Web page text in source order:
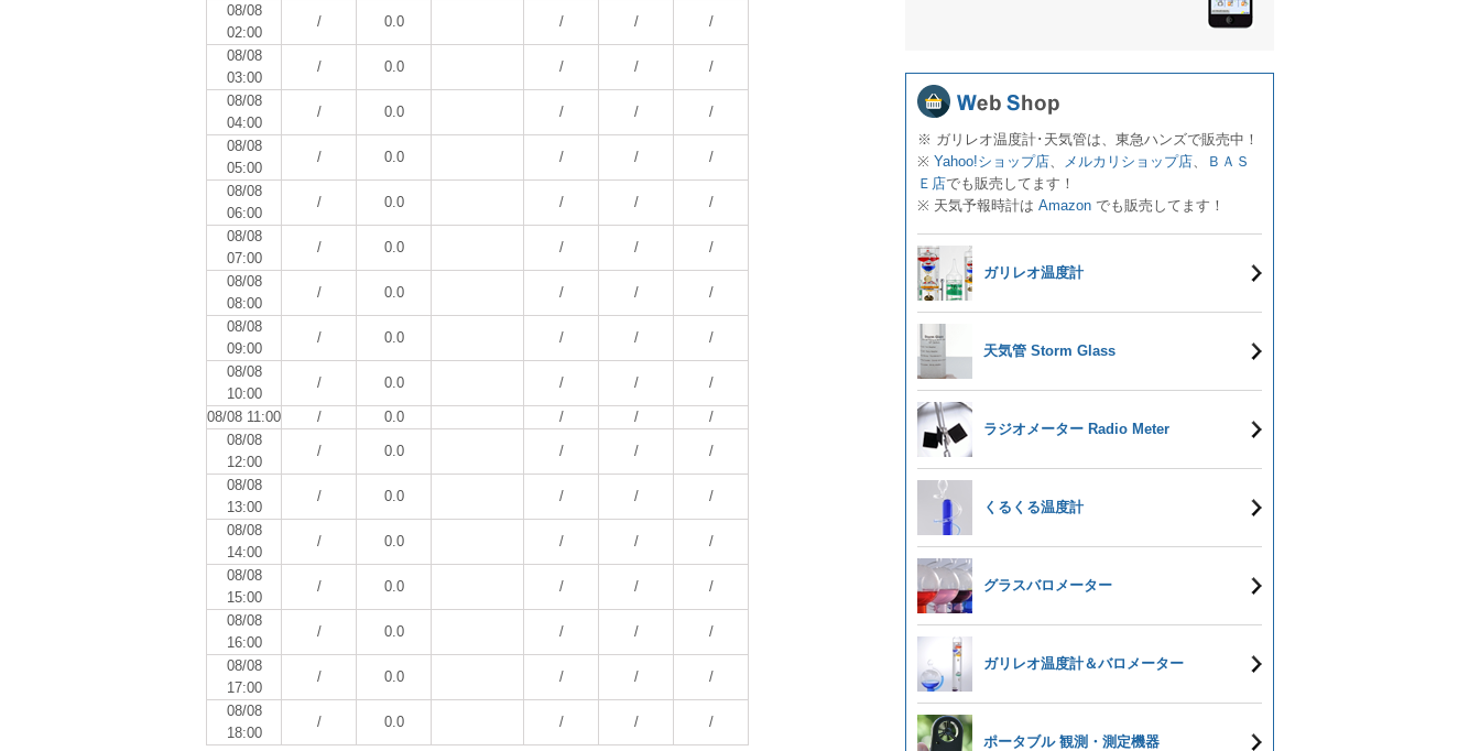
08/08
02:00
/ 0.0 / / /
08/08
03:00
/ 0.0 / / /
08/08
04:00
/ 0.0 / / /
08/08
05:00
/ 0.0 / / /
08/08
06:00
/ 0.0 / / /
08/08
07:00
/ 0.0 / / /
08/08
08:00
/ 0.0 / / /
08/08
09:00
/ 0.0 / / /
08/08
10:00
/ 0.0 / / /
08/08 11:00 / 0.0 / /
/
08/08
12:00
/ 0.0 / / /
08/08
13:00
/ 0.0 / / /
08/08
14:00
/ 0.0 / / /
08/08
15:00
/ 0.0 / / /
08/08
16:00
/ 0.0 / / /
08/08
17:00
/ 0.0 / / /
08/08
18:00
/ 0.0 / / /
※ ガリレオ温度計･天気管は、東急ハンズで販売中！
※ Yahoo!ショップ店、 メルカリショップ店、
ＢＡＳ
Ｅ店でも販売してます！
※ 天気予報時計は Amazon でも販売してます！
ガリレオ温度計
天気管 Storm Glass
ラジオメーター Radio Meter
くるくる温度計
グラスバロメーター
ガリレオ温度計＆バロメーター
ポータブル 観測・測定機器